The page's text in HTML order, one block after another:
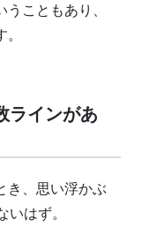
こともあり、
ラインがあ
き、思い浮かぶ
はず。